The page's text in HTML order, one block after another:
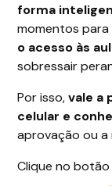
forma
momentos
o acesso às
sobressair
Por isso,vale a
celular e
aprovação ou a
Clique no